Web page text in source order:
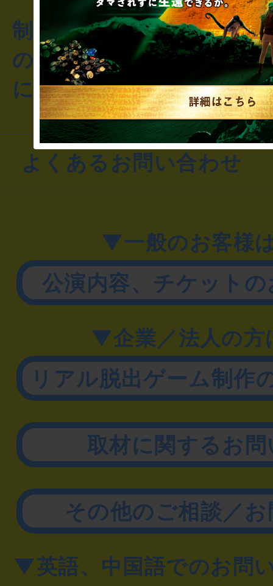
制作のご相談・コラボレ
のお客様からのご質問や
にお問い合わせください
よくあるお問い合わせ
▼一般のお客様
公演内容、チケット
▼企業／法人の方
リアル脱出ゲーム制作
取材に関するお
その他のご相談／
▼英語、中国語でのお問